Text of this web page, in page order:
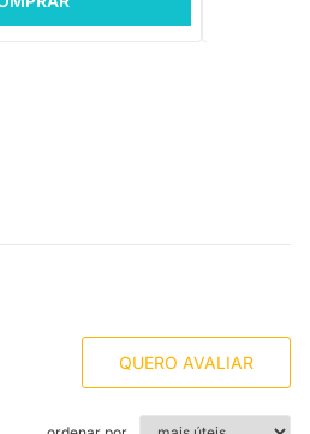
QUERO AVALIAR